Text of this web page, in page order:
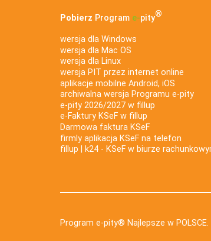
Pobierz Program e‑pity®
wersja dla Windows
wersja dla Mac OS
wersja dla Linux
wersja PIT przez internet online
aplikacje mobilne Android, iOS
archiwalna wersja Programu e-pity
e-pity 2026/2027 w fillup
e‑Faktury KSeF w fillup
Darmowa faktura KSeF
firmly aplikacja KSeF na telefon
fillup | k24 - KSeF w biurze
Program e-pity® Najlepsze w POLSCE.